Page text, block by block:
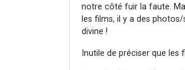
notre côté fuir la faute.
les films, il y a des
divine !
Inutile de préciser que